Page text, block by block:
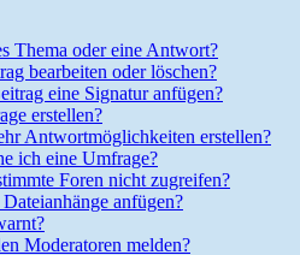
Thema oder eine Antwort?
bearbeiten oder löschen?
eine Signatur anfügen?
erstellen?
Antwortmöglichkeiten erstellen?
ich eine Umfrage?
Foren nicht zugreifen?
anfügen?
Moderatoren melden?